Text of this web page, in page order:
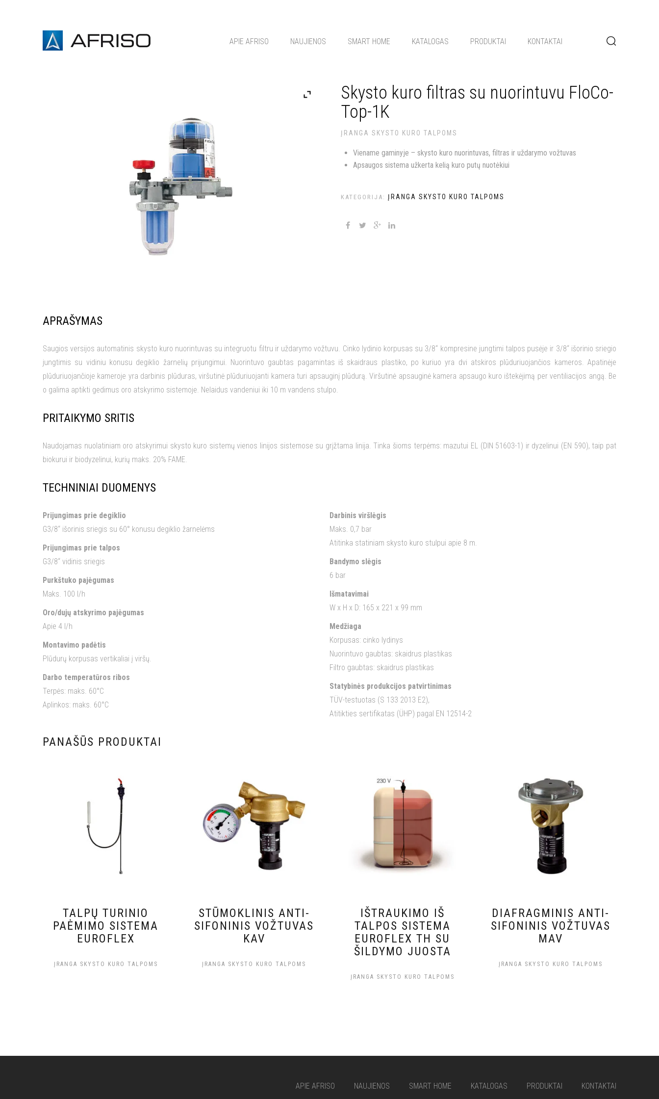
APIE AFRISO NAUJIENOS SMART HOME KATALOGAS PRODUKTAI KONTAKTAI
Skysto kuro filtras su nuorintuvu FloCo-
Top-1K
ĮRANGA SKYSTO KURO TALPOMS
Viename gaminyje – skysto kuro nuorintuvas, filtras ir uždarymo vožtuvas
Apsaugos sistema užkerta kelią kuro putų nuotėkiui
KATEGORIJA: ĮRANGA SKYSTO KURO TALPOMS
APRAŠYMAS
Saugios versijos automatinis skysto kuro nuorintuvas su integruotu filtru ir uždarymo vožtuvu. Cinko lydinio korpusas su 3/8“ kompresine jungtimi talpos pusėje ir 3/8“ išorinio sriegio
jungtimis su vidiniu konusu degiklio žarnelių prijungimui. Nuorintuvo gaubtas pagamintas iš skaidraus plastiko, po kuriuo yra dvi atskiros plūduriuojančios kameros. Apatinėje
plūduriuojančioje kameroje yra darbinis plūduras, viršutinė plūduriuojanti kamera turi apsauginį plūdurą. Viršutinė apsauginė kamera apsaugo kuro ištekėjimą per ventiliacijos angą. Be
o galima aptikti gedimus oro atskyrimo sistemoje. Nelaidus vandeniui iki 10 m vandens stulpo.
PRITAIKYMO SRITIS
Naudojamas nuolatiniam oro atskyrimui skysto kuro sistemų vienos linijos sistemose su grįžtama linija. Tinka šioms terpėms: mazutui EL (DIN 51603-1) ir dyzelinui (EN 590), taip pat
biokurui ir biodyzelinui, kurių maks. 20% FAME.
TECHNINIAI DUOMENYS
Prijungimas prie degiklio
G3/8“ išorinis sriegis su 60° konusu degiklio žarnelėms
Prijungimas prie talpos
G3/8“ vidinis sriegis
Purkštuko pajėgumas
Maks. 100 l/h
Oro/dujų atskyrimo pajėgumas
Apie 4 l/h
Montavimo padėtis
Plūdurų korpusas vertikaliai į viršų.
Darbo temperatūros ribos
Terpės: maks. 60°C
Aplinkos: maks. 60°C
Darbinis viršlėgis
Maks. 0,7 bar
Atitinka statiniam skysto kuro stulpui apie 8 m.
Bandymo slėgis
6 bar
Išmatavimai
W x H x D: 165 x 221 x 99 mm
Medžiaga
Korpusas: cinko lydinys
Nuorintuvo gaubtas: skaidrus plastikas
Filtro gaubtas: skaidrus plastikas
Statybinės produkcijos patvirtinimas
TÜV-testuotas (S 133 2013 E2),
Atitikties sertifikatas (ÜHP) pagal EN 12514-2
PANAŠŪS PRODUKTAI
TALPŲ TURINIO
PAĖMIMO SISTEMA
EUROFLEX
ĮRANGA SKYSTO KURO TALPOMS
STŪMOKLINIS ANTI-
SIFONINIS VOŽTUVAS
KAV
ĮRANGA SKYSTO KURO TALPOMS
IŠTRAUKIMO IŠ
TALPOS SISTEMA
EUROFLEX TH SU
ŠILDYMO JUOSTA
ĮRANGA SKYSTO KURO TALPOMS
DIAFRAGMINIS ANTI-
SIFONINIS VOŽTUVAS
MAV
ĮRANGA SKYSTO KURO TALPOMS
APIE AFRISO NAUJIENOS SMART HOME KATALOGAS PRODUKTAI KONTAKTAI